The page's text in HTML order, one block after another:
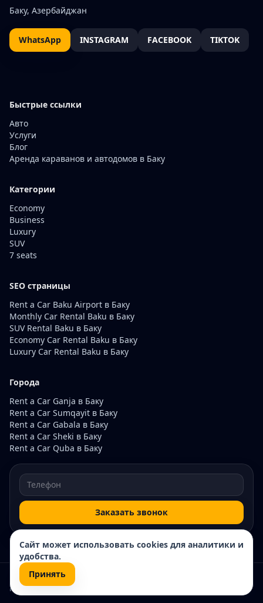
Баку, Азербайджан
WhatsApp INSTAGRAM FACEBOOK TIKTOK
Быстрые ссылки
Авто
Услуги
Блог
Аренда караванов и автодомов в Баку
Категории
Economy
Business
Luxury
SUV
7 seats
SEO страницы
Rent a Car Baku Airport в Баку
Monthly Car Rental Baku в Баку
SUV Rental Baku в Баку
Economy Car Rental Baku в Баку
Luxury Car Rental Baku в Баку
Города
Rent a Car Ganja в Баку
Rent a Car Sumqayit в Баку
Rent a Car Gabala в Баку
Rent a Car Sheki в Баку
Rent a Car Quba в Баку
Заказать звонок
© 2026 Rentacar200. Все права защищены.
Карта сайта
Сайт может использовать cookies для аналитики и
удобства.
Принять